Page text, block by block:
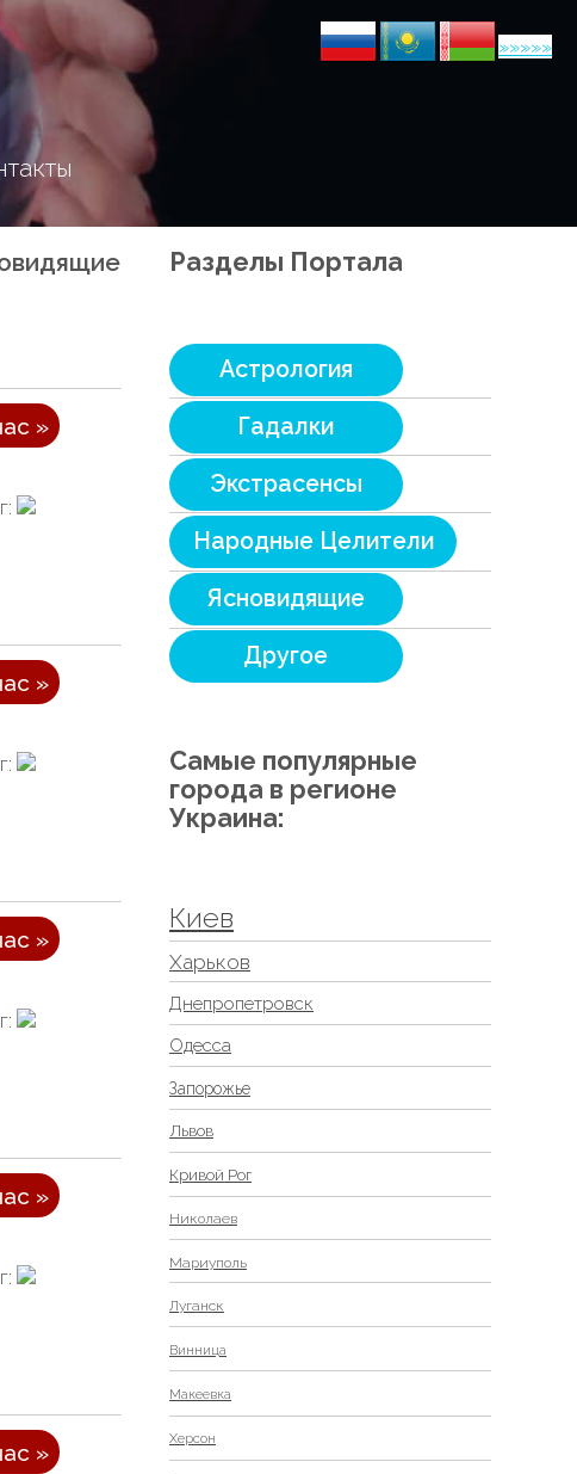
»
»
»
»
»
Разделы Портала
Астрология
Гадалки
Экстрасенсы
Народные Целители
Ясновидящие
Другое
Самые популярные
города в регионе
Украина:
Киев
Харьков
Днепропетровск
Одесса
Запорожье
Львов
Кривой Рог
Николаев
Мариуполь
Луганск
Винница
Макеевка
Херсон
»»»»»